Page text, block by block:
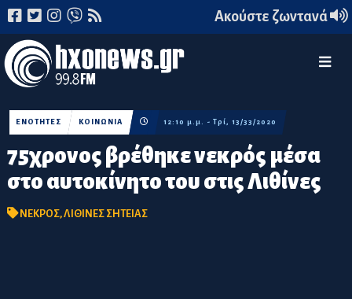
Ακούστε ζωντανά
75χρονος βρέθηκε νεκρός μέσα
στο αυτοκίνητο του στις Λιθίνες
ΕΝΟΤΗΤΕΣ ΚΟΙΝΩΝΙΑ 12:10 μ.μ. - Τρί, 13/33/2020
ΝΕΚΡΟΣ,ΛΙΘΙΝΕΣ ΣΗΤΕΙΑΣ